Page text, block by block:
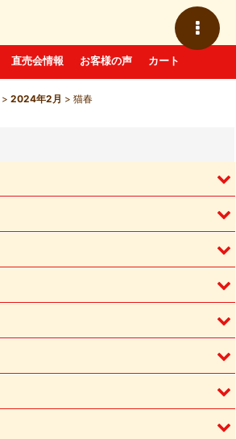
直売会情報 お客様の声 カート
> 2024年2月 > 猫春